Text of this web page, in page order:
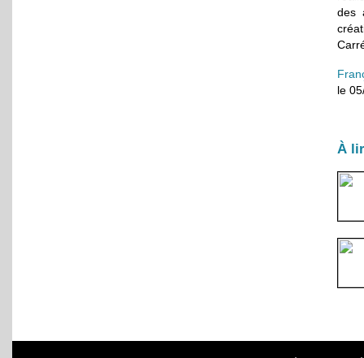
des
le
À